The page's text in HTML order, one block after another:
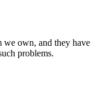
we own, and they have
problems.